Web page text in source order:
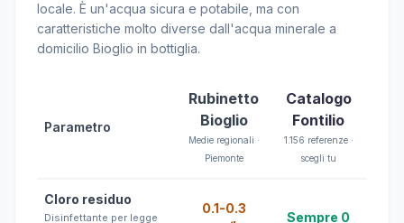
locale. È un'acqua sicura e potabile, ma con
caratteristiche molto diverse dall'acqua minerale a
domicilio Bioglio in bottiglia.
Parametro
Rubinetto
Bioglio
Medie regionali ·
Piemonte
Catalogo
Fontilio
1.156 referenze ·
scegli tu
Cloro residuo
Disinfettante per legge
0.1-0.3
Sempre 0